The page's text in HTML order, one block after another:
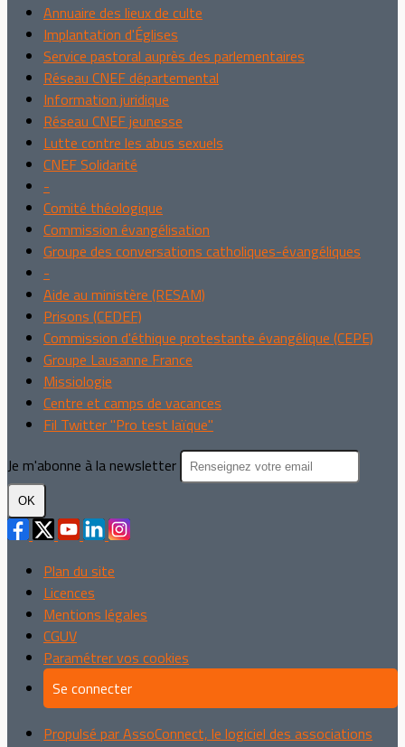
Annuaire des lieux de culte
Implantation d'Églises
Service pastoral auprès des parlementaires
Réseau CNEF départemental
Information juridique
Réseau CNEF jeunesse
Lutte contre les abus sexuels
CNEF Solidarité
-
Comité théologique
Commission évangélisation
Groupe des conversations catholiques-évangéliques
-
Aide au ministère (RESAM)
Prisons (CEDEF)
Commission d'éthique protestante évangélique (CEPE)
Groupe Lausanne France
Missiologie
Centre et camps de vacances
Fil Twitter "Pro test laïque"
Je m'abonne à la newsletter
OK
Plan du site
Licences
Mentions légales
CGUV
Paramétrer vos cookies
Se connecter
Propulsé par AssoConnect, le logiciel des associations